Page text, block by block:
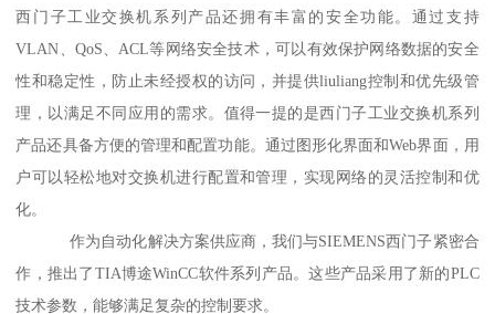
西门子工业交换机系列产品还拥有丰富的安全功能。通过支持
VLAN、QoS、ACL等网络安全技术，可以有效保护网络数据的安全
性和稳定性，防止未经授权的访问，并提供liuliang控制和优先级管
理，以满足不同应用的需求。值得一提的是西门子工业交换机系列
产品还具备方便的管理和配置功能。通过图形化界面和Web界面，用
户可以轻松地对交换机进行配置和管理，实现网络的灵活控制和优
化。
作为自动化解决方案供应商，我们与SIEMENS西门子紧密合
作，推出了TIA博途WinCC软件系列产品。这些产品采用了新的PLC
技术参数，能够满足复杂的控制要求。